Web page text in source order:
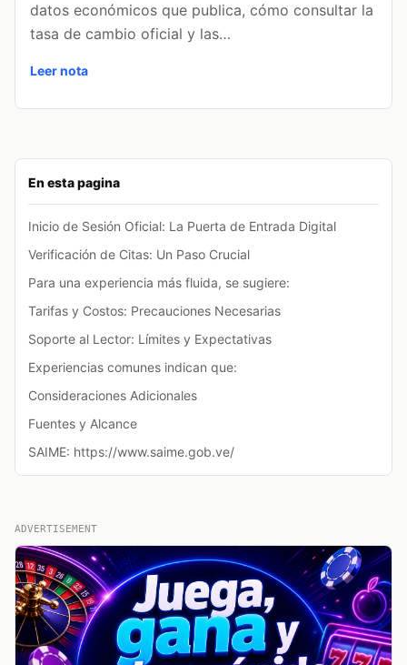
En esta pagina
Inicio de Sesión Oficial: La Puerta de Entrada Digital
Verificación de Citas: Un Paso Crucial
Para una experiencia más fluida, se sugiere:
Tarifas y Costos: Precauciones Necesarias
Soporte al Lector: Límites y Expectativas
Experiencias comunes indican que:
Consideraciones Adicionales
Fuentes y Alcance
SAIME: https://www.saime.gob.ve/
datos económicos que publica, cómo consultar la
tasa de cambio oficial y las…
Leer nota
ADVERTISEMENT